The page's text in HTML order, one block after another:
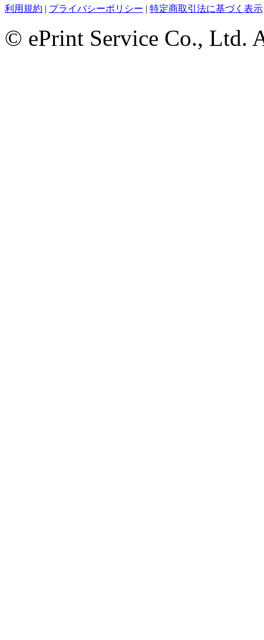
利用規約 プライバシーポリシー 特定商取引法に基づく表示
© ePrint Service Co., Ltd.